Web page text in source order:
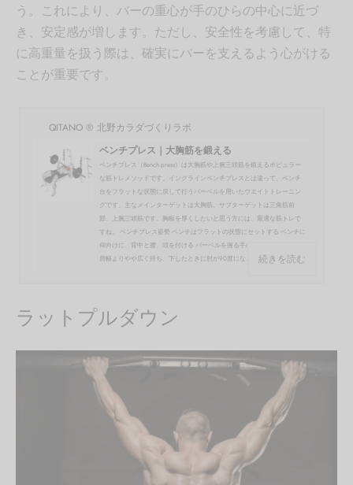
う。これにより、バーの重心が手のひらの中心に近づ
き、安定感が増します。ただし、安全性を考慮して、特
に高重量を扱う際は、確実にバーを支えるよう心がける
ことが重要です。
QITANO ® 北野カラダづくりラボ
ベンチプレス｜大胸筋を鍛える
ベンチプレス（Bench press）は大胸筋や上腕三頭筋を鍛えるポピュラー
な筋トレメソッドです。インクラインベンチプレスとは違って、ベンチ
台をフラットな状態に戻して行うバーベルを用いたウエイトトレーニン
グです。主なメインターゲットは大胸筋。サブターゲットは三角筋前
部、上腕三頭筋です。胸板を厚くしたいと思う方には、最適な筋トレで
すね。 ベンチプレス姿勢 ベンチはフラットの状態にセットする ベンチに
仰向けに、背中と腰、頭を付ける バーベルを握る手の間隔は、基本的に
肩幅よりやや広く持ち、下したときに肘が90度にな...
続きを読む
ラットプルダウン